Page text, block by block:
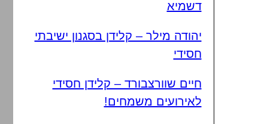
דשמיא
יהודה מילר – קלידן בסגנון ישיבתי
חסידי
חיים שוורצבורד – קלידן חסידי
לאירועים משמחים!